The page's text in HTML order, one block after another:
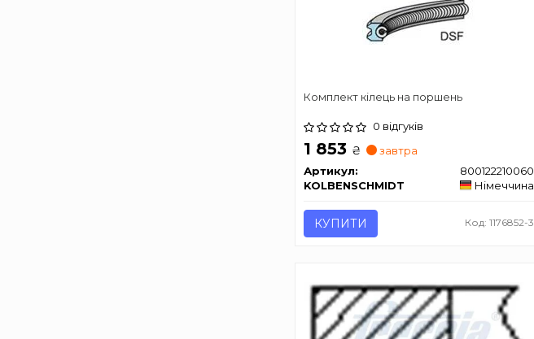
Комплект кілець на поршень
0 відгуків
1 853 ₴
завтра
Артикул:
800122210060
KOLBENSCHMIDT
Німеччина
КУПИТИ Код: 1176852-3